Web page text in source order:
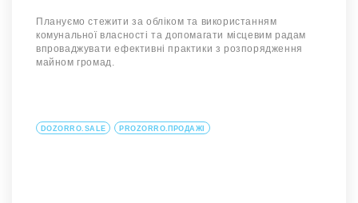
Плануємо стежити за обліком та використанням
комунальної власності та допомагати місцевим радам
впроваджувати ефективні практики з розпорядження
майном громад.
DOZORRO.SALE PROZORRO.ПРОДАЖІ